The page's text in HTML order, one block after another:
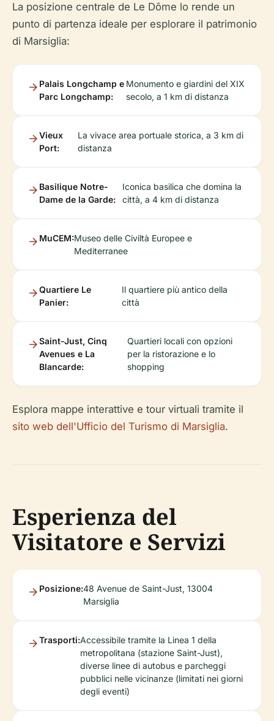
La posizione centrale de Le Dôme lo rende un
punto di partenza ideale per esplorare il patrimonio
di Marsiglia:
Palais Longchamp e
Parc Longchamp:
Monumento e giardini del XIX
secolo, a 1 km di distanza
Vieux
Port:
La vivace area portuale storica, a 3 km di
distanza
Basilique Notre-
Dame de la Garde:
Iconica basilica che domina la
città, a 4 km di distanza
MuCEM:Museo delle Civiltà Europee e
Mediterranee
Quartiere Le
Panier:
Il quartiere più antico della
città
Saint-Just, Cinq
Avenues e La
Blancarde:
Quartieri locali con opzioni
per la ristorazione e lo
shopping
Esplora mappe interattive e tour virtuali tramite il
sito web dell'Ufficio del Turismo di Marsiglia.
Esperienza del
Visitatore e Servizi
Posizione:48 Avenue de Saint-Just, 13004
Marsiglia
Trasporti:Accessibile tramite la Linea 1 della
metropolitana (stazione Saint-Just),
diverse linee di autobus e parcheggi
pubblici nelle vicinanze (limitati nei giorni
degli eventi)